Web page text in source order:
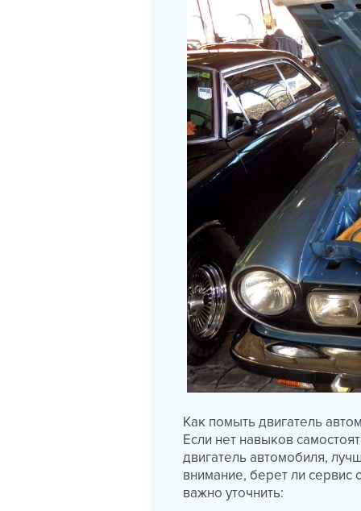
Как помыть двигатель
Если нет навыков
двигатель автомобиля,
внимание, берет ли сервис
важно уточнить: